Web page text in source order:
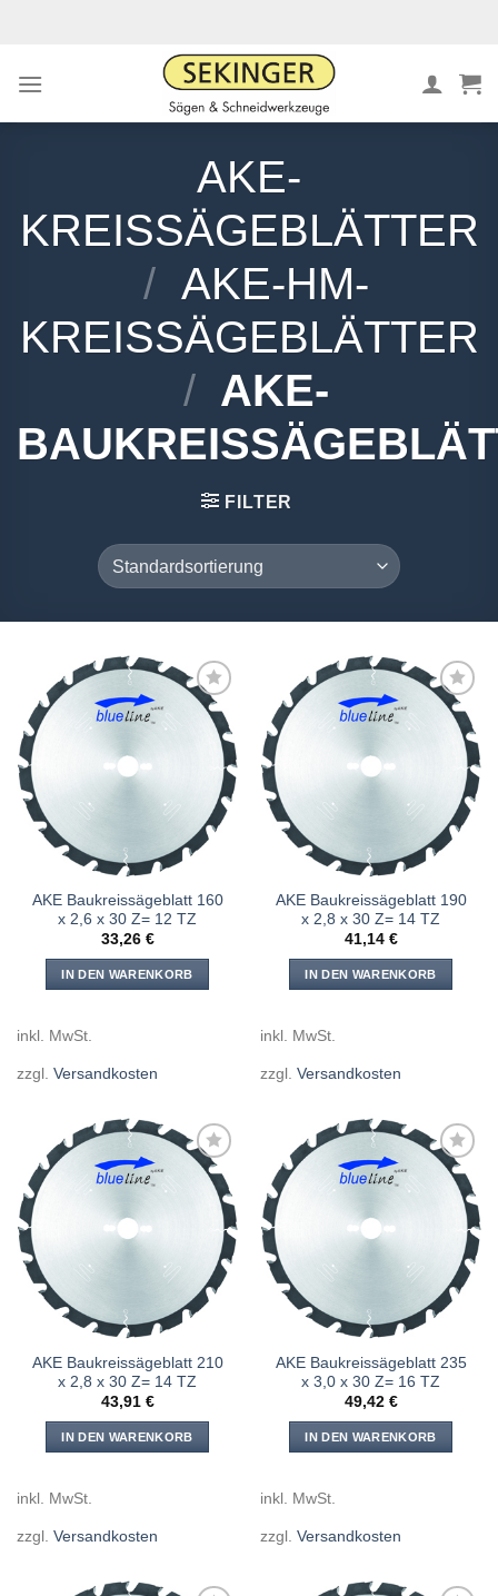
AKE-
KREISSÄGEBLÄTTER
/ AKE-HM-
KREISSÄGEBLÄTTER
/ AKE-
FILTER
hinzufügen
AKE Baukreissägeblatt 160
x 2,6 x 30 Z= 12 TZ
33,26 €
IN DEN WARENKORB
inkl. MwSt.
zzgl. Versandkosten
hinzufügen
AKE Baukreissägeblatt 190
x 2,8 x 30 Z= 14 TZ
41,14 €
IN DEN WARENKORB
inkl. MwSt.
zzgl. Versandkosten
hinzufügen
AKE Baukreissägeblatt 210
x 2,8 x 30 Z= 14 TZ
43,91 €
IN DEN WARENKORB
inkl. MwSt.
zzgl. Versandkosten
hinzufügen
AKE Baukreissägeblatt 235
x 3,0 x 30 Z= 16 TZ
49,42 €
IN DEN WARENKORB
inkl. MwSt.
zzgl. Versandkosten